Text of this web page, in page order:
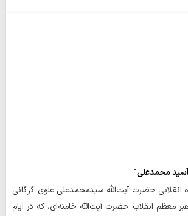
محمدعلی"
انقلابی حضرت آیت‌الله سیدمحمدعلی علوی گرگانی
معظم انقلاب حضرت آیت‌الله خامنه‌ای، که در ایام